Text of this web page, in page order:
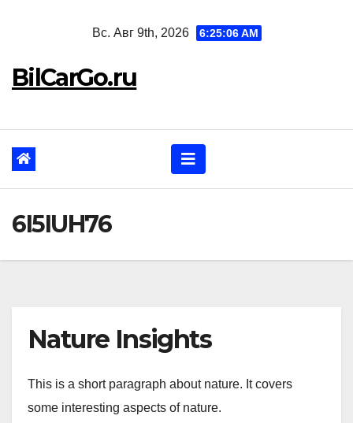
Вс. Авг 9th, 2026 6:25:07 AM
BilCarGo.ru
6I5IUH76
Nature Insights
This is a short paragraph about nature. It covers
some interesting aspects of nature.